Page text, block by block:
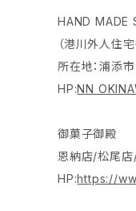
HAND MADE
（港川外人住宅
所在地：浦
HP:NN
御菓子御殿
恩納店/松尾
HP:https://